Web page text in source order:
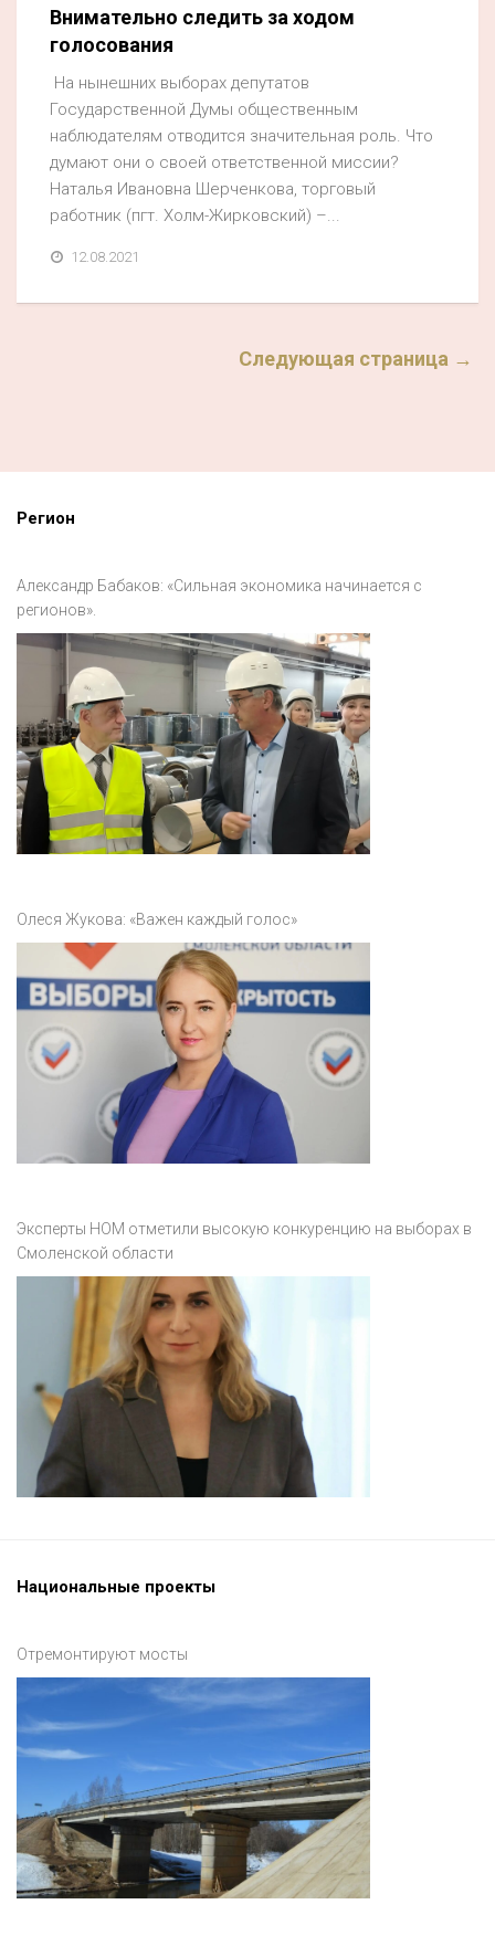
Внимательно следить за ходом
голосования
На нынешних выборах депутатов
Государственной Думы общественным
наблюдателям отводится значительная роль. Что
думают они о своей ответственной миссии?
Наталья Ивановна Шерченкова, торговый
работник (пгт. Холм-Жирковский) –...
12.08.2021
Следующая страница →
Регион
Александр Бабаков: «Сильная экономика начинается с
регионов».
Олеся Жукова: «Важен каждый голос»
Эксперты НОМ отметили высокую конкуренцию на выборах в
Смоленской области
Национальные проекты
Отремонтируют мосты